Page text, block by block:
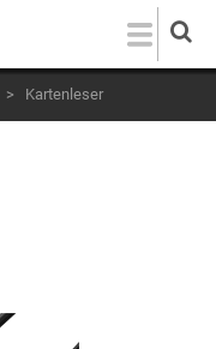
> Kartenleser